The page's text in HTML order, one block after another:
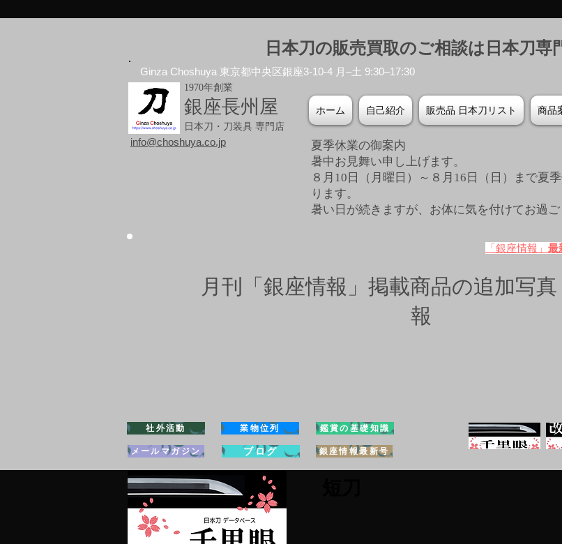
日本刀の販売買取のご相談は日本刀専
Ginza Choshuya 東京都中央区銀座3-10-4 月–土 9:30–17:30
1970年創業
銀座長州屋
日本刀・刀装具 専門店
ホーム 自己紹介 販売品 日本刀リスト 商品
info@choshuya.co.jp
夏季休業の御案内
暑中お見舞い申し上げます。
８月10日（月曜日）～８月16日（日）まで夏
ります。
暑い日が続きますが、お体に気を付けてお過ご
「銀座情報」 最
月刊「銀座情報」掲載商品の追加写
報
社外活動 業物位列 鑑賞の基礎知識
メールマガジン ブログ 銀座情報最新号